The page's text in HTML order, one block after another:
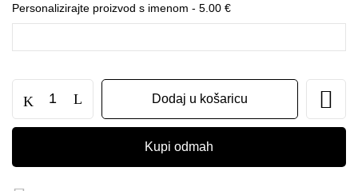
Personalizirajte proizvod s imenom - 5.00 €
za
bebe
djecu-
Dodaj u košaricu
Kupi odmah